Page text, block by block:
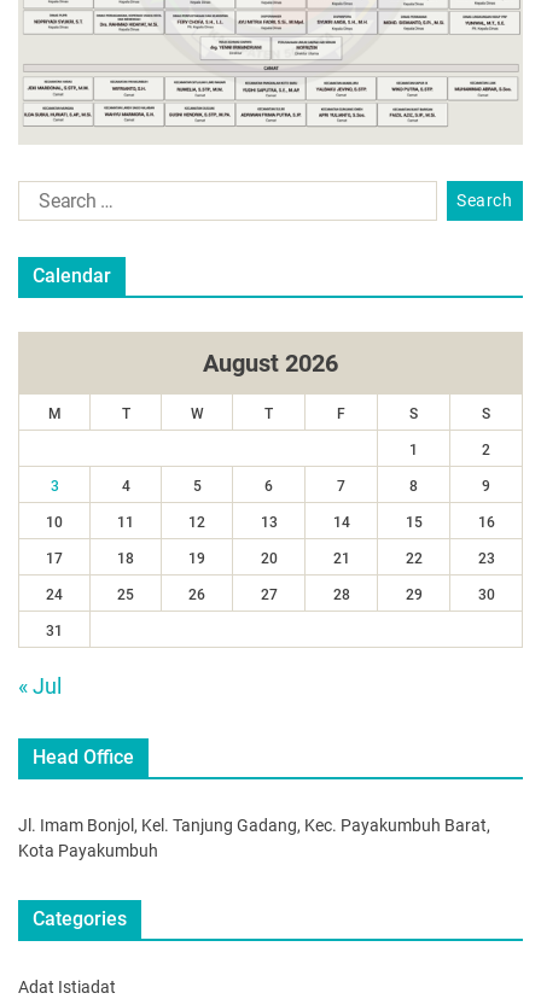
Calendar
August 2026
M T W T F S S
1 2
3 4 5 6 7 8 9
10 11 12 13 14 15 16
17 18 19 20 21 22 23
24 25 26 27 28 29 30
31
« Jul
Head Office
Jl. Imam Bonjol, Kel. Tanjung Gadang, Kec. Payakumbuh Barat,
Kota Payakumbuh
Categories
Adat Istiadat